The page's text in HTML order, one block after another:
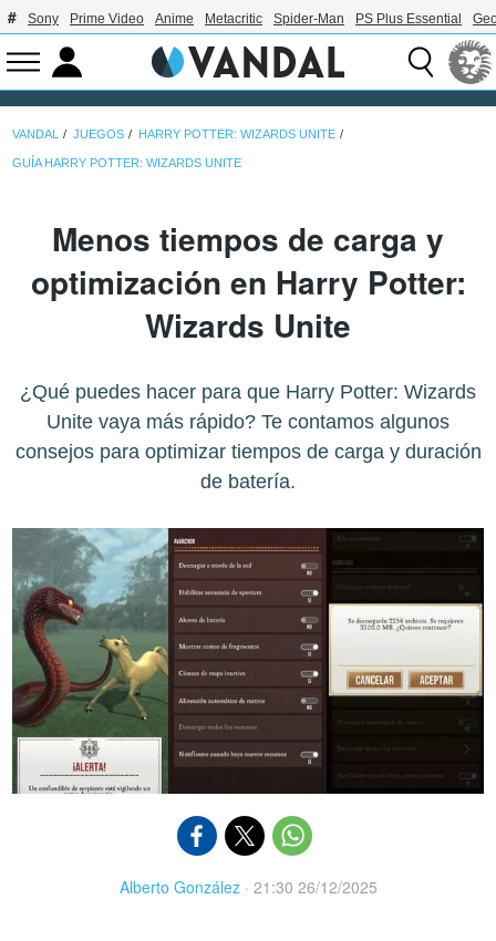
Sony Prime Video Anime Metacritic Spider-Man PS Plus Essential
VANDAL JUEGOS HARRY POTTER: WIZARDS UNITE
GUÍA HARRY POTTER: WIZARDS UNITE
Menos tiempos de carga y
optimización en Harry Potter:
Wizards Unite
¿Qué puedes hacer para que Harry Potter: Wizards
Unite vaya más rápido? Te contamos algunos
consejos para optimizar tiempos de carga y duración
de batería.
Alberto González· 21:30 26/12/2025